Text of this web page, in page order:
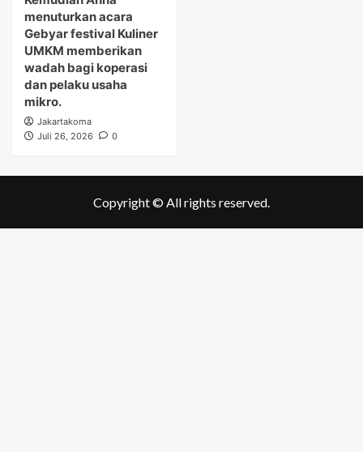
menuturkan acara
Gebyar festival Kuliner
UMKM memberikan
wadah bagi koperasi
dan pelaku usaha
mikro.
Jakartakoma
Juli 26, 2026
0
Copyright © All rights reserved.